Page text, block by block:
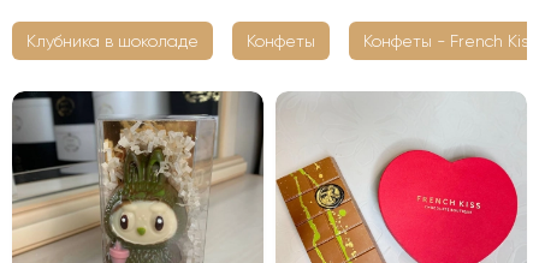
Клубника в шоколаде Конфеты Конфеты - French Kiss